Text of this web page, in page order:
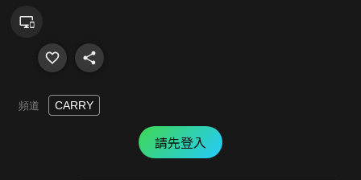
頻道 CARRY
請先登入